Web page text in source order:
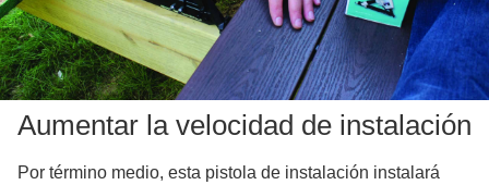
Aumentar la velocidad de instalación
Por término medio, esta pistola de instalación instalará